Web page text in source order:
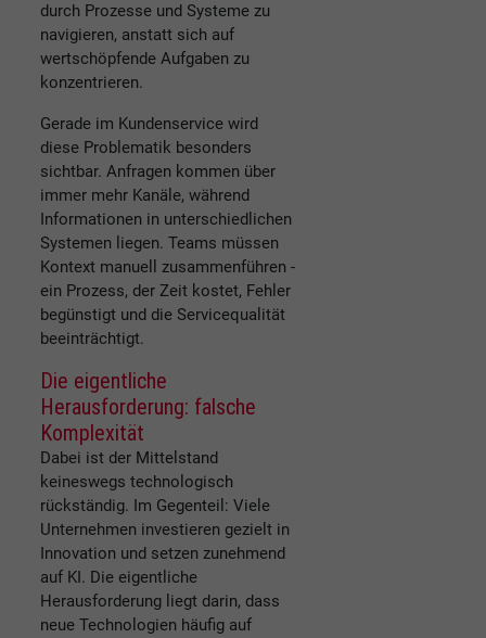
durch Prozesse und Systeme zu
navigieren, anstatt sich auf
wertschöpfende Aufgaben zu
konzentrieren.
Gerade im Kundenservice wird
diese Problematik besonders
sichtbar. Anfragen kommen über
immer mehr Kanäle, während
Informationen in unterschiedlichen
Systemen liegen. Teams müssen
Kontext manuell zusammenführen -
ein Prozess, der Zeit kostet, Fehler
begünstigt und die Servicequalität
beeinträchtigt.
Die eigentliche
Herausforderung: falsche
Komplexität
Dabei ist der Mittelstand
keineswegs technologisch
rückständig. Im Gegenteil: Viele
Unternehmen investieren gezielt in
Innovation und setzen zunehmend
auf KI. Die eigentliche
Herausforderung liegt darin, dass
neue Technologien häufig auf